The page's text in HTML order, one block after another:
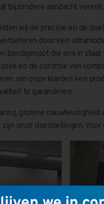
bijzondere aandacht vereist.
wij de precisie en de
door een
bondgenoot die ons in staat
en de controle van
om onze klanten een
te garanderen.
grotere nauwkeurigheid
onze doelstellingen. Voor